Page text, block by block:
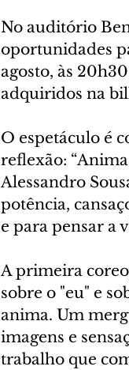
No auditório
oportunidades
agosto, às
adquiridos na
O espetáculo é
reflexão:
Alessandro
potência,
e para pensar a
A primeira
sobre o "eu" e
anima. Um
imagens e
trabalho que